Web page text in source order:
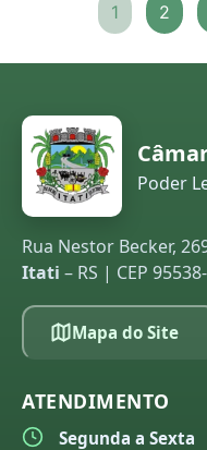
1 2
Poder
Rua Nestor Becker,
Itati – RS | CEP
Mapa do Site
ATENDIMENTO
Segunda a Sexta